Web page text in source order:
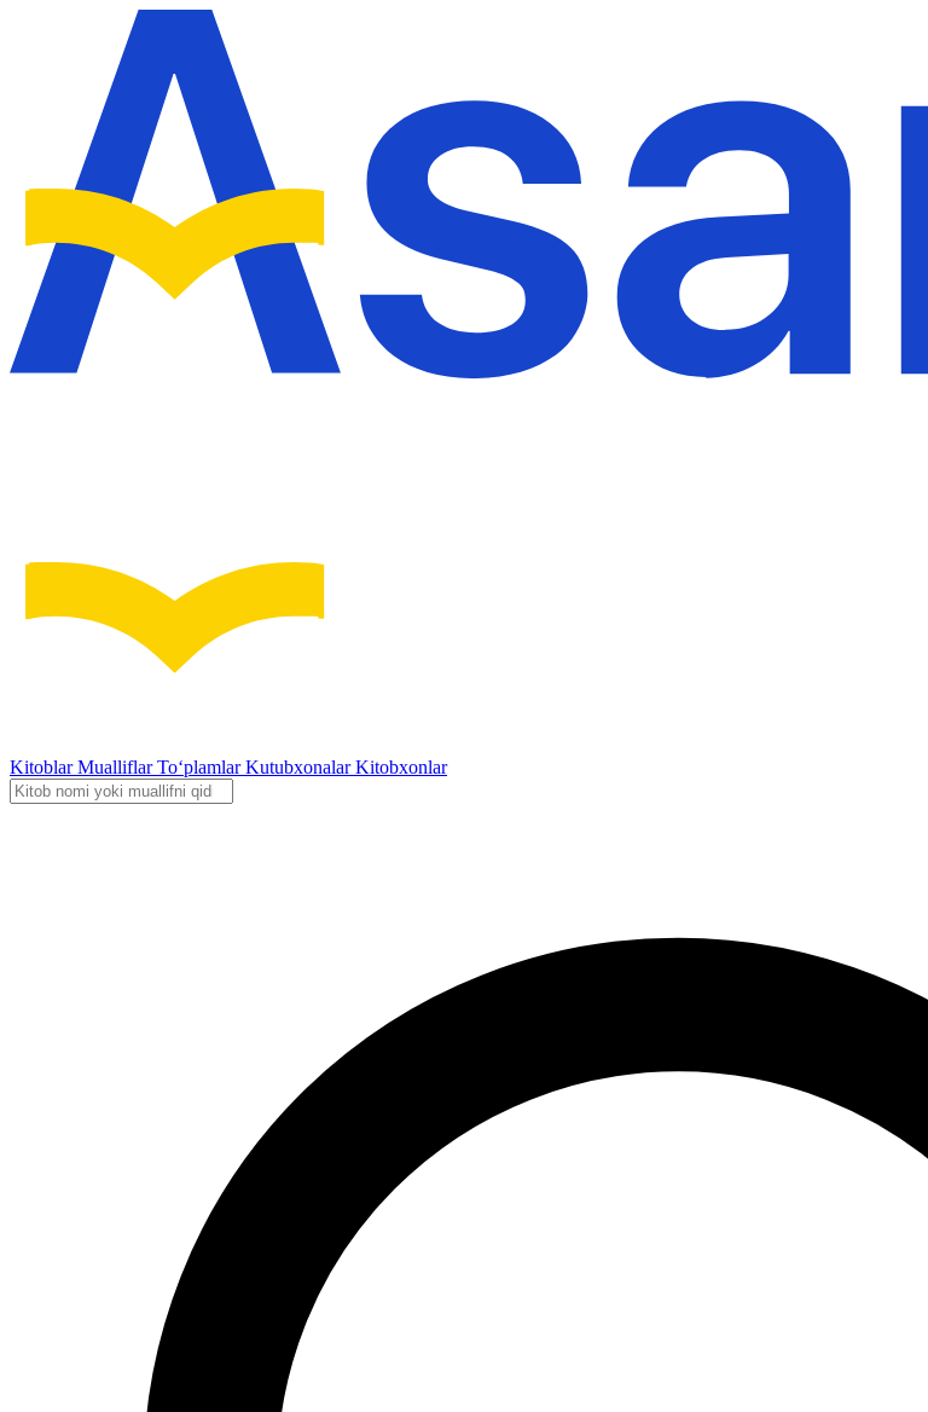
KitoblarMualliflarTo‘plamlarKutubxonalarKitobxonlar